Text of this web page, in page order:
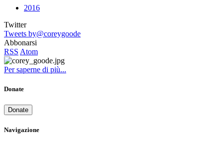
2016
Twitter
Tweets by@coreygoode
Abbonarsi
RSS Atom
Per saperne di più...
Donate
Donate
Navigazione